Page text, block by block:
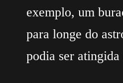
exemplo, um
para longe do
podia ser